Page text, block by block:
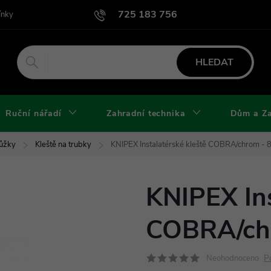
725 183 756
Podmínky užití webu Podmínky ochrany osobních údajů a
HLEDAT
Ruční nářadí Zahradní technika Dům a
Kleště na trubky KNIPEX Instalatérské kleště COBRA/chrom -
KNIPEX
COBRA/
Neohodnoceno